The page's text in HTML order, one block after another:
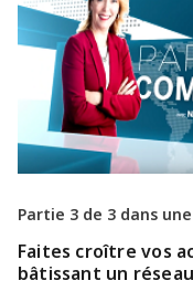
Partie 3 de 3 dans
Faites croître vos
bâtissant un